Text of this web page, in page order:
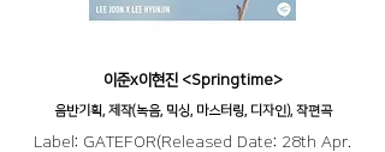
이준x이현진 <Springtime>
음반기획, 제작(녹음, 믹싱, 마스터링, 디자인), 작편곡
Label: GATEFOR(Released Date: 28th Apr.